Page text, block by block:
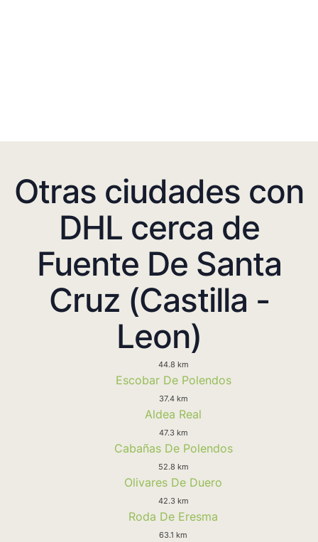
Otras ciudades con
DHL cerca de
Fuente De Santa
Cruz (Castilla -
Leon)
44.8 km
Escobar De Polendos
37.4 km
Aldea Real
47.3 km
Cabañas De Polendos
52.8 km
Olivares De Duero
42.3 km
Roda De Eresma
63.1 km